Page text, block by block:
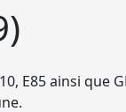
E85 ainsi que